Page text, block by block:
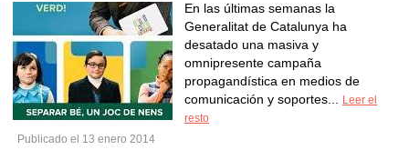
En las últimas semanas la
Generalitat de Catalunya ha
desatado una masiva y
omnipresente campaña
propagandística en medios de
comunicación y soportes...
Leer el
resto
Publicado el 13 enero 2014